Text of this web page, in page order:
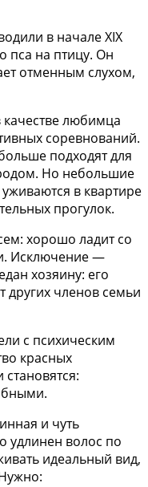
в начале XIX
пса на птицу. Он
отменным слухом,
качестве любимца
соревнований.
подходят для
Но небольшие
в квартире
прогулок.
хорошо ладит со
Исключение —
хозяину: его
других членов семьи
с психическим
красных
и чуть
удлинен волос по
идеальный вид,